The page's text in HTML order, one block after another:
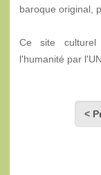
baroque original,
Ce site
l'humanité par
<